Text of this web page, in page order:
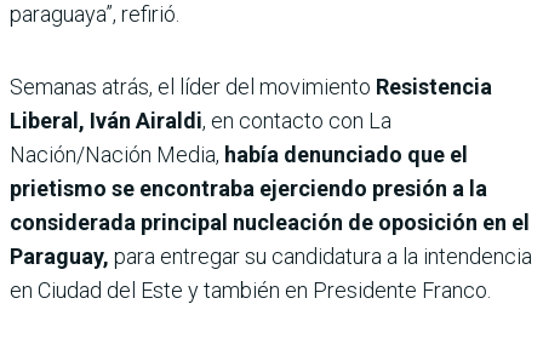
paraguaya”, refirió.
Semanas atrás, el líder del movimiento Resistencia
Liberal, Iván Airaldi, en contacto con La
Nación/Nación Media, había denunciado que el
prietismo se encontraba ejerciendo presión a la
considerada principal nucleación de oposición en el
Paraguay, para entregar su candidatura a la intendencia
en Ciudad del Este y también en Presidente Franco.